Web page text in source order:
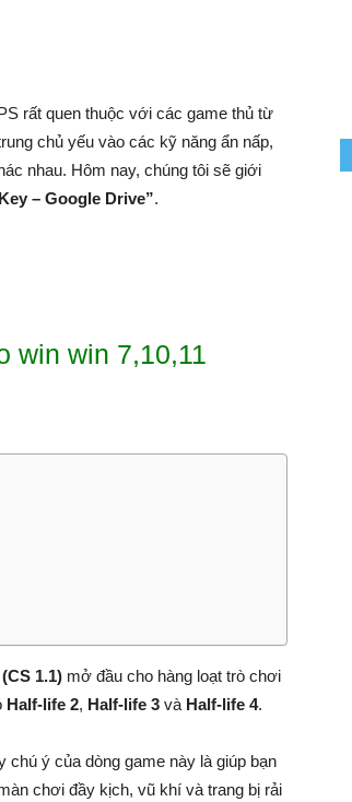
rất quen thuộc với các game thủ từ
chủ yếu vào các kỹ năng ẩn nấp,
nhau. Hôm nay, chúng tôi sẽ giới
– Google Drive”.
win win 7,10,11
1.1) mở đầu cho hàng loạt trò chơi
Half-life 2, Half-life 3 và Half-life 4.
ý của dòng game này là giúp bạn
chơi đầy kịch, vũ khí và trang bị rải